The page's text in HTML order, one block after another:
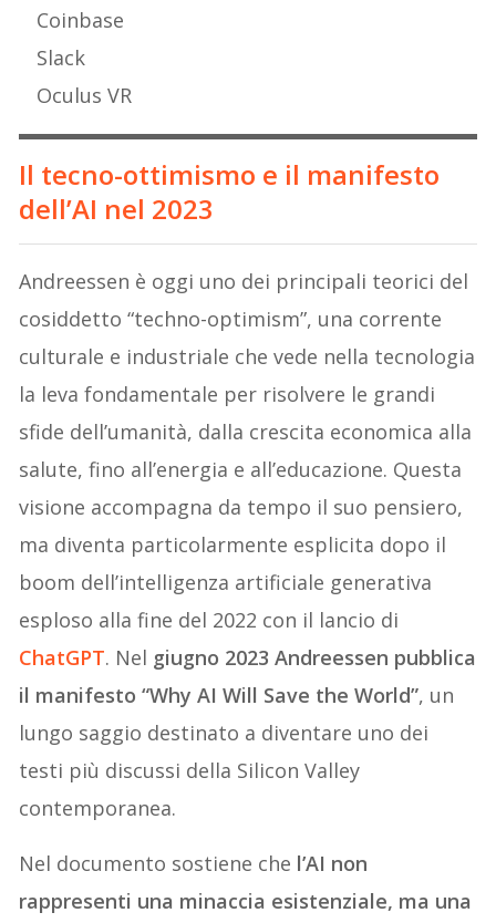
Coinbase
Slack
Oculus VR
Il tecno-ottimismo e il manifesto
dell’AI nel 2023
Andreessen è oggi uno dei principali teorici del
cosiddetto “techno-optimism”, una corrente
culturale e industriale che vede nella tecnologia
la leva fondamentale per risolvere le grandi
sfide dell’umanità, dalla crescita economica alla
salute, fino all’energia e all’educazione. Questa
visione accompagna da tempo il suo pensiero,
ma diventa particolarmente esplicita dopo il
boom dell’intelligenza artificiale generativa
esploso alla fine del 2022 con il lancio di
ChatGPT. Nel giugno 2023 Andreessen pubblica
il manifesto “Why AI Will Save the World”, un
lungo saggio destinato a diventare uno dei
testi più discussi della Silicon Valley
contemporanea.
Nel documento sostiene che l’AI non
rappresenti una minaccia esistenziale, ma una